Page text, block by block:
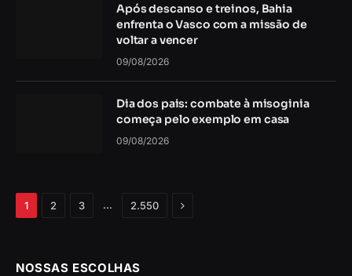
Após descanso e treinos, Bahia
enfrenta o Vasco com a missão de
voltar a vencer
09/08/2026
Dia dos pais: combate à misoginia
começa pelo exemplo em casa
09/08/2026
1 2 3 … 2.550 Próximo
NOSSAS ESCOLHAS